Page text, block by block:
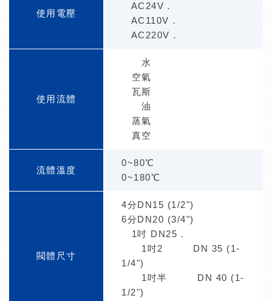
使用電壓
AC24V．
AC110V．
AC220V．
使用流體
水
空氣
瓦斯
油
蒸氣
真空
流體溫度
0~80℃
0~180℃
閥體尺寸
4分DN15 (1/2")
6分DN20 (3/4")
1吋 DN25．
1吋2 DN 35 (1-
1/4")
1吋半 DN 40 (1-
1/2")